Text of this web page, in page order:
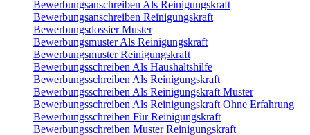
Bewerbungsanschreiben Als Reinigungskraft
Bewerbungsanschreiben Reinigungskraft
Bewerbungsdossier Muster
Bewerbungsmuster Als Reinigungskraft
Bewerbungsmuster Reinigungskraft
Bewerbungsschreiben Als Haushaltshilfe
Bewerbungsschreiben Als Reinigungskraft
Bewerbungsschreiben Als Reinigungskraft Muster
Bewerbungsschreiben Als Reinigungskraft Ohne Erfahrung
Bewerbungsschreiben Für Reinigungskraft
Bewerbungsschreiben Muster Reinigungskraft